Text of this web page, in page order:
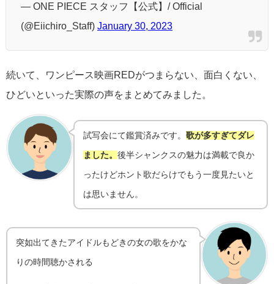
— ONE PIECE スタッフ【公式】/ Official
(@Eiichiro_Staff) January 30, 2023
続いて、ワンピース映画REDがつまらない、面白くない、
ひどいといった実際の声をまとめてみました。
試写会にて鑑賞済みです。歌が多すぎてダレ
ました。後半シャンクスの魅力は満載で良か
ったけどホント歌だらけでもう一度見たいと
は思いません。
突如出てきたアイドルもどきの女の歌をかな
りの時間聴かされる